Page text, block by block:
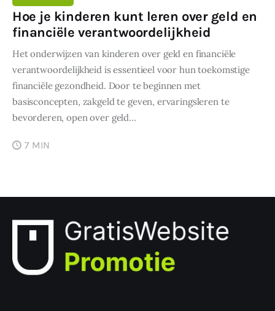
Hoe je kinderen kunt leren over geld en
financiële verantwoordelijkheid
Het onderwijzen van kinderen over geld en financiële
verantwoordelijkheid is essentieel voor hun toekomstige
financiële gezondheid. Door te beginnen met
basisconcepten, zakgeld te geven, ervaringsleren te
bevorderen, open over geld…
7 MIN